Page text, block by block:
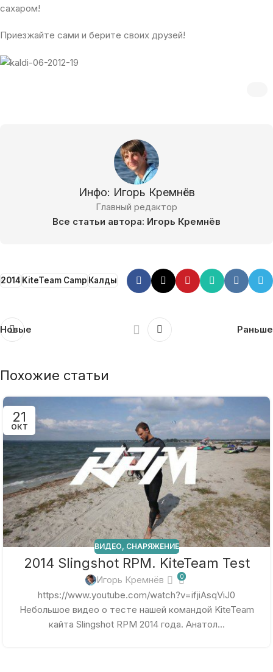
сахаром!
Приезжайте сами и берите своих друзей!
Инфо: Игорь Кремнёв
Главный редактор
Все статьи автора: Игорь Кремнёв
2014KiteTeam CampКалды
Новые Раньше
Похожие статьи
21
ОКТ
ВИДЕО СНАРЯЖЕНИЕ
2014 Slingshot RPM. KiteTeam Test
Игорь Кремнёв 0
https://www.youtube.com/watch?v=ifjiAsqViJ0
Небольшое видео о тесте нашей командой KiteTeam
кайта Slingshot RPM 2014 года. Анатол...